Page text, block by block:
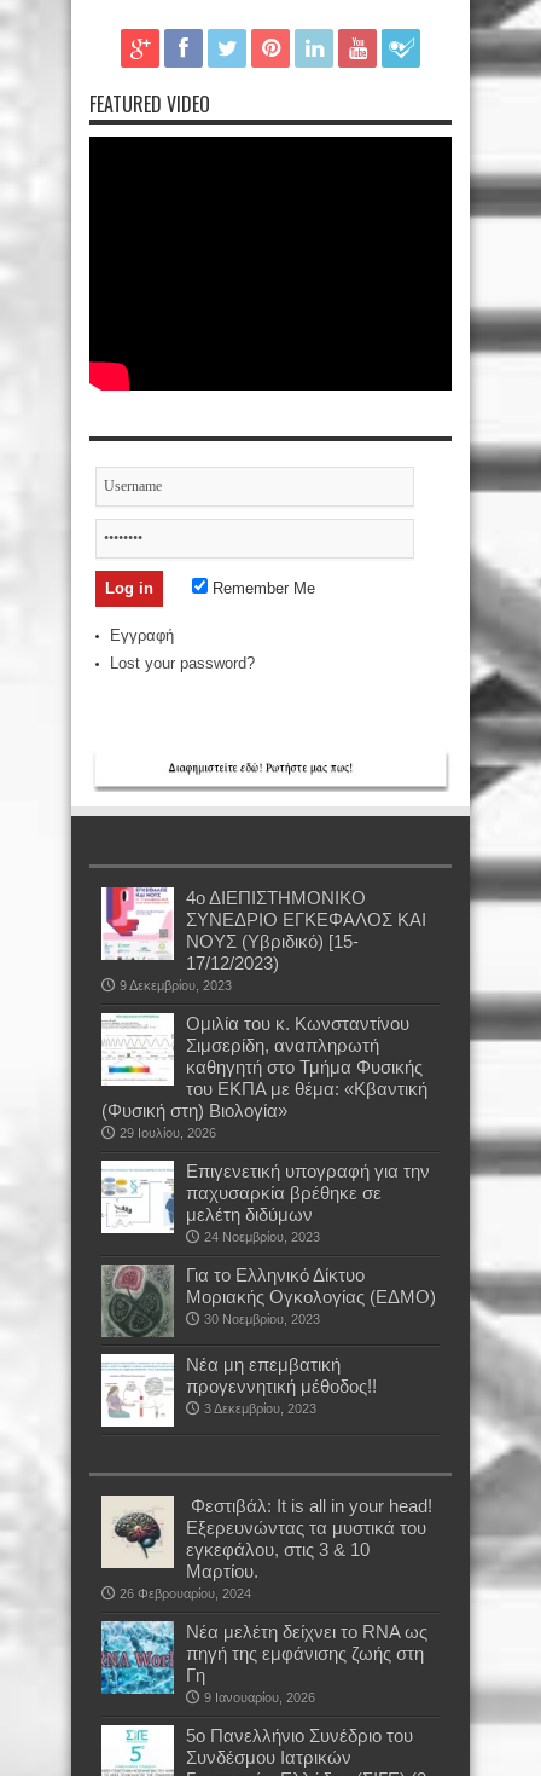
FEATURED VIDEO
Remember Me
Εγγραφή
Lost your password?
4ο ΔΙΕΠΙΣΤΗΜΟΝΙΚΟ
ΣΥΝΕΔΡΙΟ ΕΓΚΕΦΑΛΟΣ ΚΑΙ
ΝΟΥΣ (Υβριδικό) [15-
17/12/2023)
9 Δεκεμβρίου, 2023
Oμιλία του κ. Κωνσταντίνου
Σιμσερίδη, αναπληρωτή
καθηγητή στο Τμήμα Φυσικής
του ΕΚΠΑ με θέμα: «Κβαντική
(Φυσική στη) Βιολογία»
29 Ιουλίου, 2026
Επιγενετική υπογραφή για την
παχυσαρκία βρέθηκε σε
μελέτη διδύμων
24 Νοεμβρίου, 2023
Για το Ελληνικό Δίκτυο
Μοριακής Ογκολογίας (ΕΔΜΟ)
30 Νοεμβρίου, 2023
Νέα μη επεμβατική
προγεννητική μέθοδος!!
3 Δεκεμβρίου, 2023
Φεστιβάλ: It is all in your head!
Εξερευνώντας τα μυστικά του
εγκεφάλου, στις 3 & 10
Μαρτίου.
26 Φεβρουαρίου, 2024
Νέα μελέτη δείχνει το RNA ως
πηγή της εμφάνισης ζωής στη
Γη
9 Ιανουαρίου, 2026
5ο Πανελλήνιο Συνέδριο του
Συνδέσμου Ιατρικών